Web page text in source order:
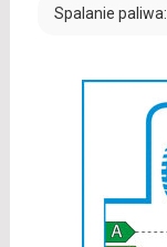
Spalanie paliwa: